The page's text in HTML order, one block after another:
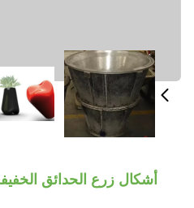
أشكال زرع الحدائق